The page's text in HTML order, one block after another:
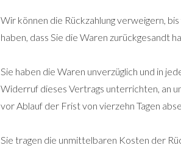
Wir können die Rückzahlung verweigern,
haben, dass Sie die Waren zurückgesandt
Sie haben die Waren unverzüglich und in
Widerruf dieses Vertrags unterrichten, an
vor Ablauf der Frist von vierzehn Tagen
Sie tragen die unmittelbaren Kosten der